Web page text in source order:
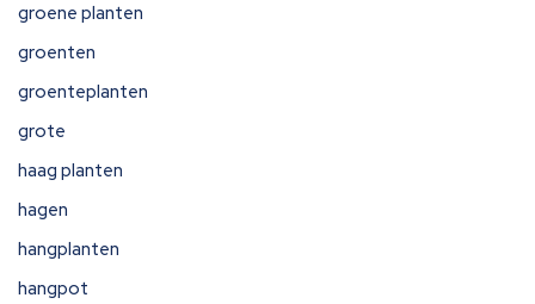
groene planten
groenten
groenteplanten
grote
haag planten
hagen
hangplanten
hangpot